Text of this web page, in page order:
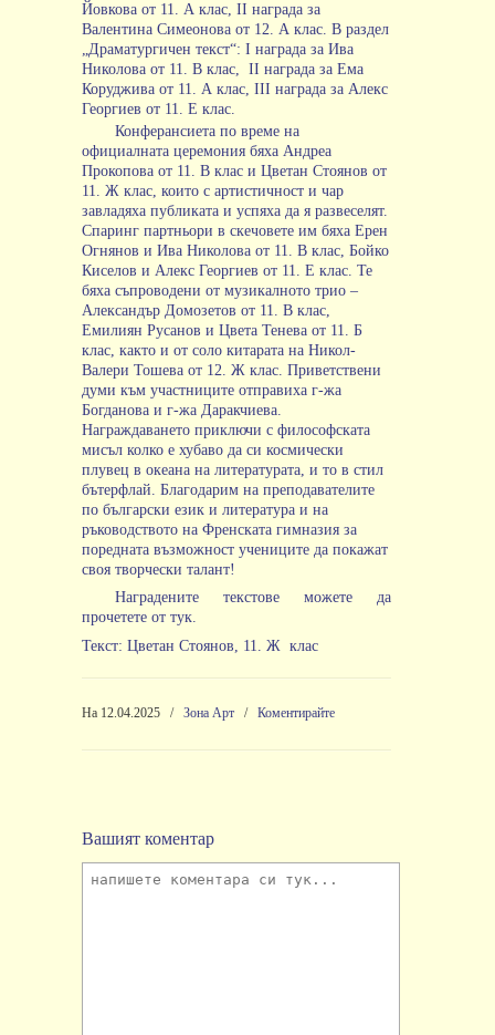
Йовкова от 11. А клас, II награда за
Валентина Симеонова от 12. А клас. В раздел
„Драматургичен текст“: I награда за Ива
Николова от 11. В клас, II награда за Ема
Коруджива от 11. А клас, III награда за Алекс
Георгиев от 11. Е клас.
Конферансиета по време на
официалната церемония бяха Андреа
Прокопова от 11. В клас и Цветан Стоянов от
11. Ж клас, които с артистичност и чар
завладяха публиката и успяха да я развеселят.
Спаринг партньори в скечовете им бяха Ерен
Огнянов и Ива Николова от 11. В клас, Бойко
Киселов и Алекс Георгиев от 11. Е клас. Те
бяха съпроводени от музикалното трио –
Александър Домозетов от 11. В клас,
Емилиян Русанов и Цвета Тенева от 11. Б
клас, както и от соло китарата на Никол-
Валери Тошева от 12. Ж клас. Приветствени
думи към участниците отправиха г-жа
Богданова и г-жа Даракчиева.
Награждаването приключи с философската
мисъл колко е хубаво да си космически
плувец в океана на литературата, и то в стил
бътерфлай. Благодарим на преподавателите
по български език и литература и на
ръководството на Френската гимназия за
поредната възможност учениците да покажат
своя творчески талант!
Наградените текстове можете да
прочетете от тук.
Текст: Цветан Стоянов, 11. Ж клас
На 12.04.2025 / Зона Арт / Коментирайте
Вашият коментар